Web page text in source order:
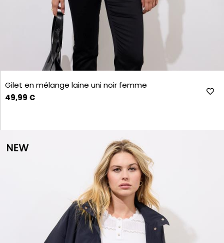
Gilet en mélange laine uni noir femme
49,99 €